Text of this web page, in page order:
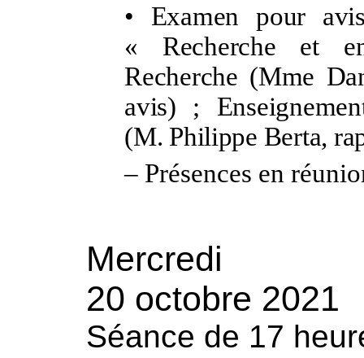
•
Examen pour
«
Recherche et
Recherche (Mme
avis)
;
(M. Philippe Berta,
– Présences en
Mercredi
20 octobre 2021
Séance de 17